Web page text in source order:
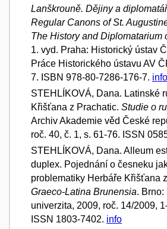
Lanškrouně. Dějiny a
Regular Canons of St.
The History and Diplomatarium
1. vyd. Praha: Historický ústav
Práce Historického ústavu AV
7. ISBN 978-80-7286-176-7. info
STEHLÍKOVÁ, Dana. Latinské
Křišťana z Prachatic. Studie o
Archiv Akademie věd České
roč. 40, č. 1, s. 61-76. ISSN
STEHLÍKOVÁ, Dana. Alleum
duplex. Pojednání o česneku
problematiky Herbáře Křišťana
Graeco-Latina Brunensia. Brno:
univerzita, 2009, roč. 14/2009,
ISSN 1803-7402. info